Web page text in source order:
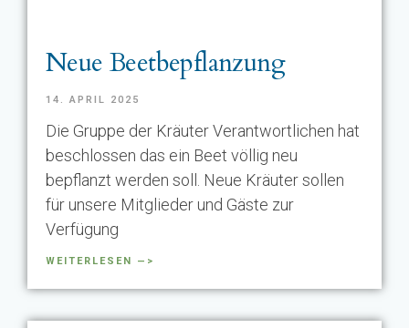
Neue Beetbepflanzung
14. APRIL 2025
Die Gruppe der Kräuter Verantwortlichen hat
beschlossen das ein Beet völlig neu
bepflanzt werden soll. Neue Kräuter sollen
für unsere Mitglieder und Gäste zur
Verfügung
WEITERLESEN —>